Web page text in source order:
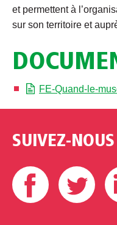
et permettent à
sur son territoire et
FE-Quand-le-
SUIVEZ-NOUS
Facebook